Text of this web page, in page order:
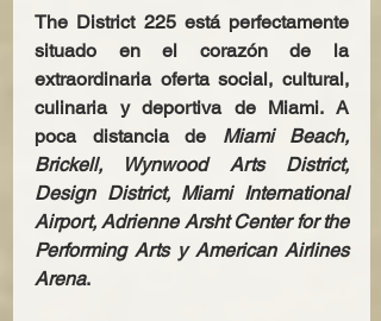
The District 225 está perfectamente
situado en el corazón de la
extraordinaria oferta social, cultural,
culinaria y deportiva de Miami. A
poca distancia de Miami Beach,
Brickell, Wynwood Arts District,
Design District, Miami International
Airport, Adrienne Arsht Center for the
Performing Arts y American Airlines
Arena.